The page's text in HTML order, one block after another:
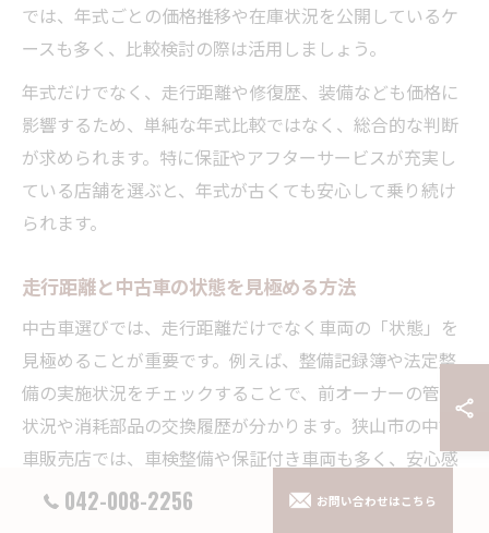
では、年式ごとの価格推移や在庫状況を公開しているケ
ースも多く、比較検討の際は活用しましょう。
年式だけでなく、走行距離や修復歴、装備なども価格に
影響するため、単純な年式比較ではなく、総合的な判断
が求められます。特に保証やアフターサービスが充実し
ている店舗を選ぶと、年式が古くても安心して乗り続け
られます。
走行距離と中古車の状態を見極める方法
中古車選びでは、走行距離だけでなく車両の「状態」を
見極めることが重要です。例えば、整備記録簿や法定整
備の実施状況をチェックすることで、前オーナーの管理
状況や消耗部品の交換履歴が分かります。狭山市の中古
車販売店では、車検整備や保証付き車両も多く、安心感
を重視する層に支持されています。
042-008-2256 お問い合わせはこちら